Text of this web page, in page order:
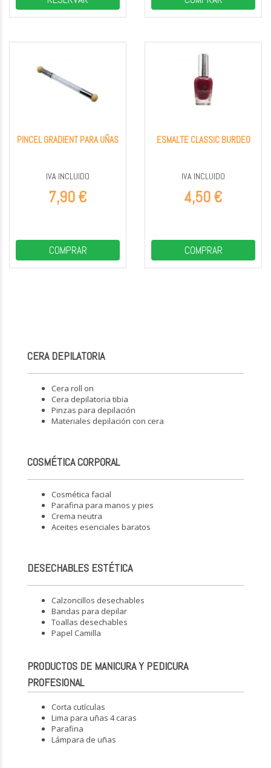
PINCEL GRADIENT PARA UÑAS
IVA INCLUIDO
7,90 €
COMPRAR
ESMALTE CLASSIC BURDEO
IVA INCLUIDO
4,50 €
COMPRAR
CERA DEPILATORIA
Cera roll on
Cera depilatoria tibia
Pinzas para depilación
Materiales depilación con cera
COSMÉTICA CORPORAL
Cosmética facial
Parafina para manos y pies
Crema neutra
Aceites esenciales baratos
DESECHABLES ESTÉTICA
Calzoncillos desechables
Bandas para depilar
Toallas desechables
Papel Camilla
PRODUCTOS DE MANICURA Y PEDICURA
PROFESIONAL
Corta cutículas
Lima para uñas 4 caras
Parafina
Lámpara de uñas